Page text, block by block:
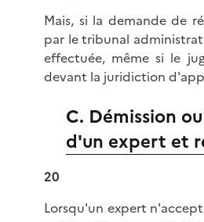
Mais, si la demande de
par le tribunal
effectuée, même si le
devant la juridiction
C. Démission
d'un expert et
20
Lorsqu'un expert